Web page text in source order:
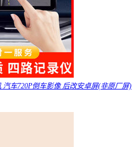
车720P倒车影像 后改安卓屏(非原厂屏)